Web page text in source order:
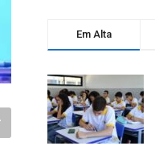
Em Alta